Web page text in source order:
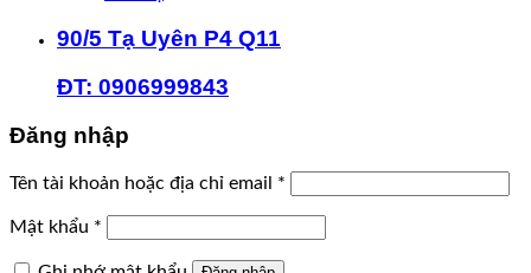
90/5 Tạ Uyên P4 Q11
ĐT: 0906999843
Đăng nhập
Tên tài khoản hoặc địa chỉ email *
Mật khẩu *